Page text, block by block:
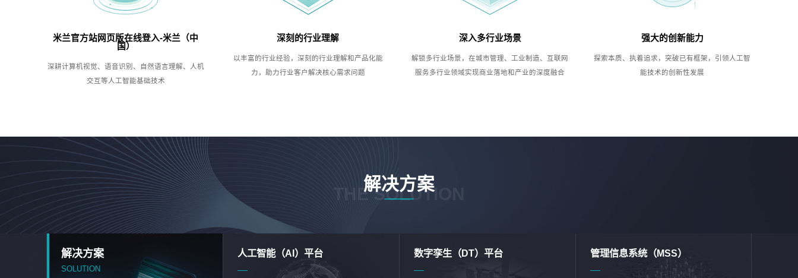
米兰官方站网页版在线登入-米兰（中
国）
深耕计算机视觉、语音识别、自然语言理解、人机
交互等人工智能基础技术
深刻的行业理解
以丰富的行业经验，深刻的行业理解和产品化能
力，助力行业客户解决核心需求问题
深入多行业场景
解锁多行业场景，在城市管理、工业制造、互联网
服务多行业领域实现商业落地和产业的深度融合
强大的创新能力
探索本质、执着追求，突破已有框架，引领人工智
能技术的创新性发展
解决方案
THE SOLUTION
解决方案
SOLUTION
人工智能（AI）平台 数字孪生（DT）平台 管理信息系统（MSS）